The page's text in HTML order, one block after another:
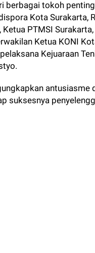
berbagai tokoh
Kota Surakarta,
Ketua PTMSI
Ketua KONI
Kejuaraan
antusiasme
suksesnya